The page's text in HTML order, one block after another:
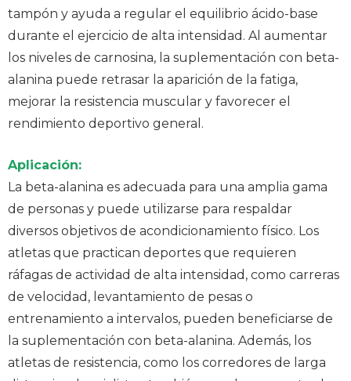
tampón y ayuda a regular el equilibrio ácido-base
durante el ejercicio de alta intensidad. Al aumentar
los niveles de carnosina, la suplementación con beta-
alanina puede retrasar la aparición de la fatiga,
mejorar la resistencia muscular y favorecer el
rendimiento deportivo general.
Aplicación:
La beta-alanina es adecuada para una amplia gama
de personas y puede utilizarse para respaldar
diversos objetivos de acondicionamiento físico. Los
atletas que practican deportes que requieren
ráfagas de actividad de alta intensidad, como carreras
de velocidad, levantamiento de pesas o
entrenamiento a intervalos, pueden beneficiarse de
la suplementación con beta-alanina. Además, los
atletas de resistencia, como los corredores de larga